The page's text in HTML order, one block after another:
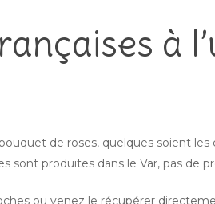
à
de roses, quelques soient
sont produites dans le Var, pas de
ou venez le récupérer